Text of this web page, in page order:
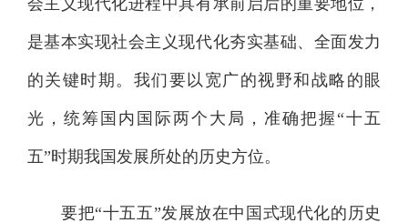
是基本实现社会主义现代化夯实基础、全面发力
的关键时期。我们要以宽广的视野和战略的眼
光，统筹国内国际两个大局，准确把握“十五
五”时期我国发展所处的历史方位。
要把“十五五”发展放在中国式现代化的历史